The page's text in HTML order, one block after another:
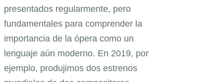
presentados regularmente, pero
fundamentales para comprender la
importancia de la ópera como un
lenguaje aún moderno. En 2019, por
ejemplo, produjimos dos estrenos